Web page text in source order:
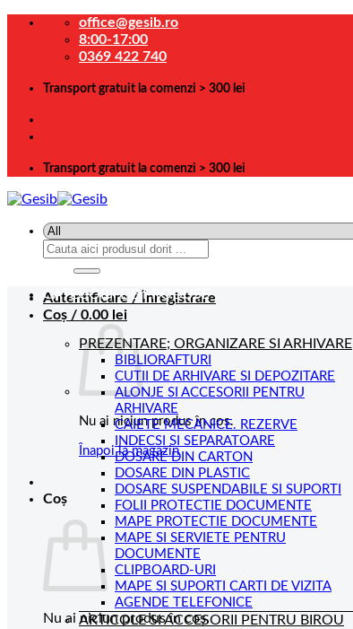
Skip
office@gesib.ro
8:00-17:00
0369 422 740
Transport gratuit la comenzi > 300 lei
Transport gratuit la comenzi > 300 lei
Caută
Autentificare / Înregistrare
Coș / 0.00 lei
Nu ai niciun produs în coș.
Înapoi la magazin
Coș
Nu ai niciun produs în coș.
CATEGORII DE PRODUSE
PREZENTARE; ORGANIZARE SI ARHIVARE
BIBLIORAFTURI
CUTII DE ARHIVARE SI DEPOZITARE
ALONJE SI ACCESORII PENTRU
ARHIVARE
CAIETE MECANICE. REZERVE
INDECSI SI SEPARATOARE
DOSARE DIN CARTON
DOSARE DIN PLASTIC
DOSARE SUSPENDABILE SI SUPORTI
FOLII PROTECTIE DOCUMENTE
MAPE PROTECTIE DOCUMENTE
MAPE SI SERVIETE PENTRU
DOCUMENTE
CLIPBOARD-URI
MAPE SI SUPORTI CARTI DE VIZITA
AGENDE TELEFONICE
ARTICOLE SI ACCESORII PENTRU BIROU